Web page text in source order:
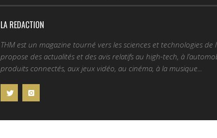
LA REDACTION
THM est un magazine tourné vers les sciences et technologies de
propose des actualités et des avis relatifs au high-tech, à
produits connectés, aux jeux vidéo, au cinéma, à la musique...